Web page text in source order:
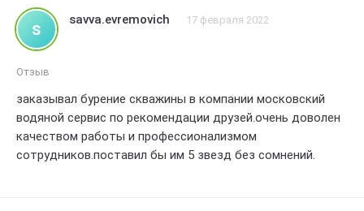
s savva.evremovich 17 февраля 2022
Отзыв
заказывал бурение скважины в компании московский
водяной сервис по рекомендации друзей.очень доволен
качеством работы и профессионализмом
сотрудников.поставил бы им 5 звезд без сомнений.